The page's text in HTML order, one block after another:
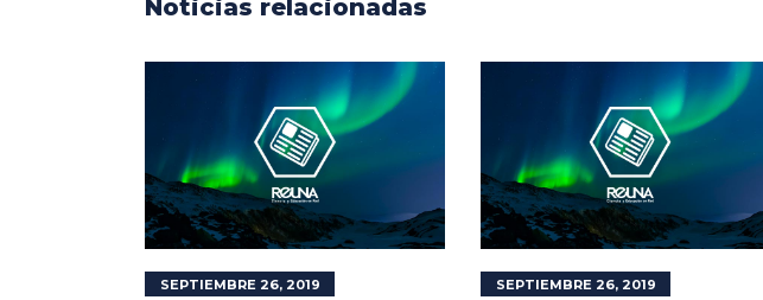
Noticias relacionadas
SEPTIEMBRE 26, 2019 SEPTIEMBRE 26, 2019